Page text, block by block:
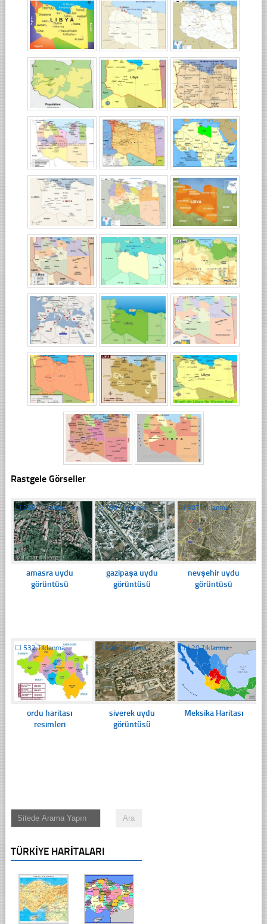
Rastgele Görseller
☐ 268 Tıklanma
amasra uydu
görüntüsü
☐189 Tıklanma
gazipaşa uydu
görüntüsü
☐307 Tıklanma
nevşehir uydu
görüntüsü
☐ 532 Tıklanma
ordu haritası
resimleri
☐492 Tıklanma
siverek uydu
görüntüsü
☐420 Tıklanma
Meksika Haritası
TÜRKIYE HARITALARI